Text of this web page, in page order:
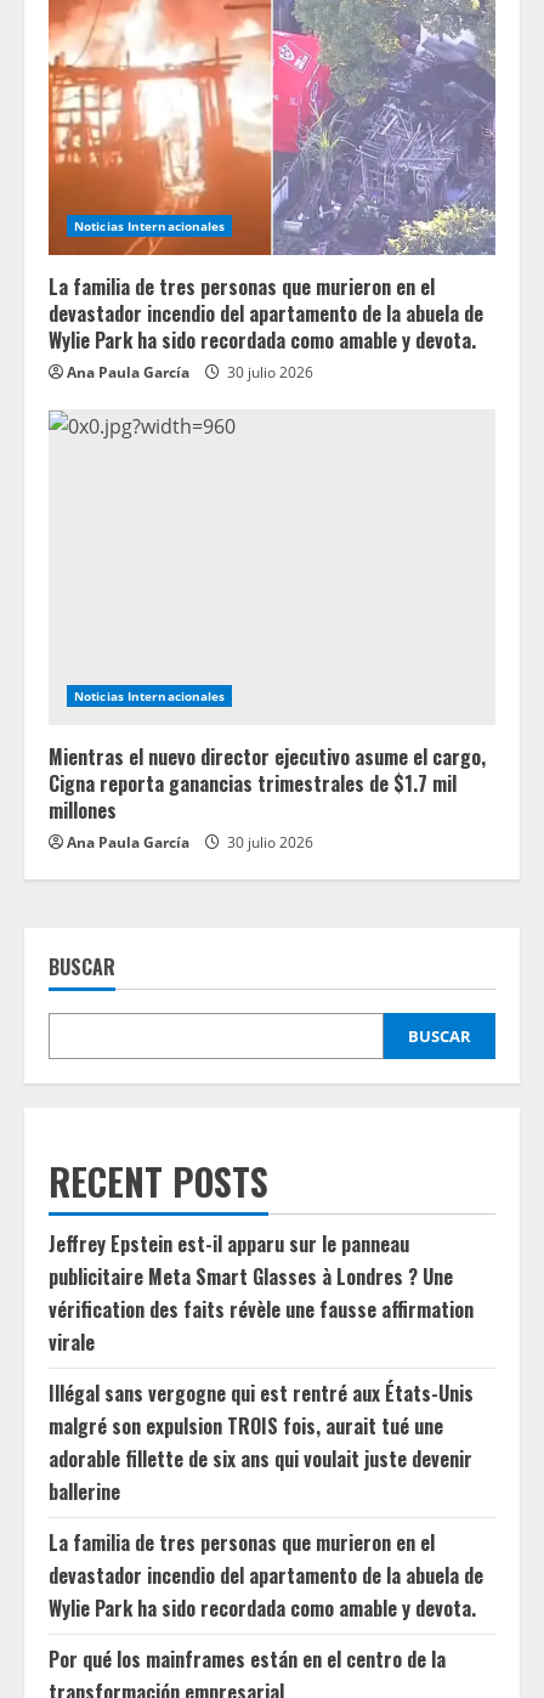
Noticias Internacionales
La familia de tres personas que murieron en el
devastador incendio del apartamento de la abuela de
Wylie Park ha sido recordada como amable y devota.
Ana Paula García 30 julio 2026
Noticias Internacionales
Mientras el nuevo director ejecutivo asume el cargo,
Cigna reporta ganancias trimestrales de $1.7 mil
millones
Ana Paula García 30 julio 2026
BUSCAR
BUSCAR
RECENT POSTS
Jeffrey Epstein est-il apparu sur le panneau
publicitaire Meta Smart Glasses à Londres ? Une
vérification des faits révèle une fausse affirmation
virale
Illégal sans vergogne qui est rentré aux États-Unis
malgré son expulsion TROIS fois, aurait tué une
adorable fillette de six ans qui voulait juste devenir
ballerine
La familia de tres personas que murieron en el
devastador incendio del apartamento de la abuela de
Wylie Park ha sido recordada como amable y devota.
Por qué los mainframes están en el centro de la
transformación empresarial